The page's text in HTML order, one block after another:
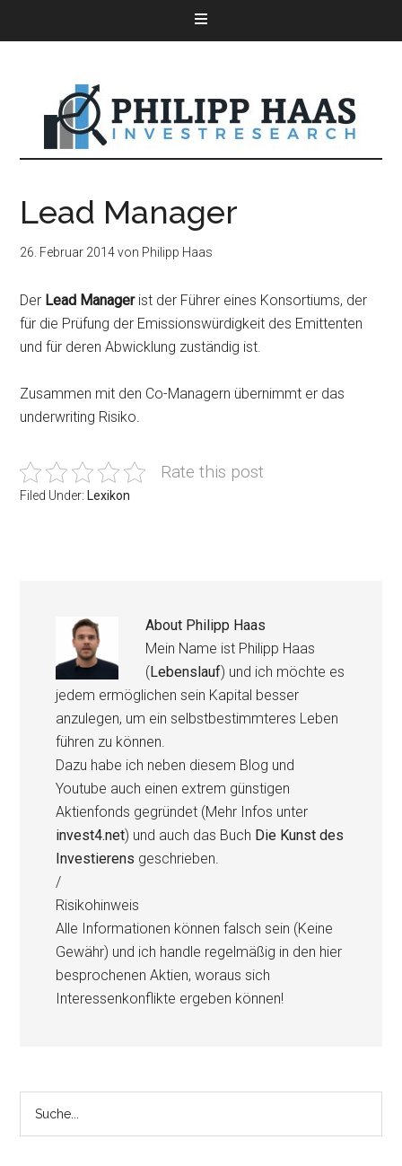
Lead Manager
26. Februar 2014von Philipp Haas
Der Lead Managerist der Führer eines Konsortiums, der
für die Prüfung der Emissionswürdigkeit des Emittenten
und für deren Abwicklung zuständig ist.
Zusammen mit den Co-Managern übernimmt er das
underwriting Risiko.
Rate this post
Filed Under: Lexikon
About Philipp Haas
Mein Name ist Philipp Haas
(Lebenslauf) und ich möchte es
jedem ermöglichen sein Kapital besser
anzulegen, um ein selbstbestimmteres Leben
führen zu können.
Dazu habe ich neben diesem Blog und
Youtube auch einen extrem günstigen
Aktienfonds gegründet (Mehr Infos unter
invest4.net) und auch das Buch Die Kunst des
Investierens geschrieben.
/
Risikohinweis
Alle Informationen können falsch sein (Keine
Gewähr) und ich handle regelmäßig in den hier
besprochenen Aktien, woraus sich
Interessenkonflikte ergeben können!